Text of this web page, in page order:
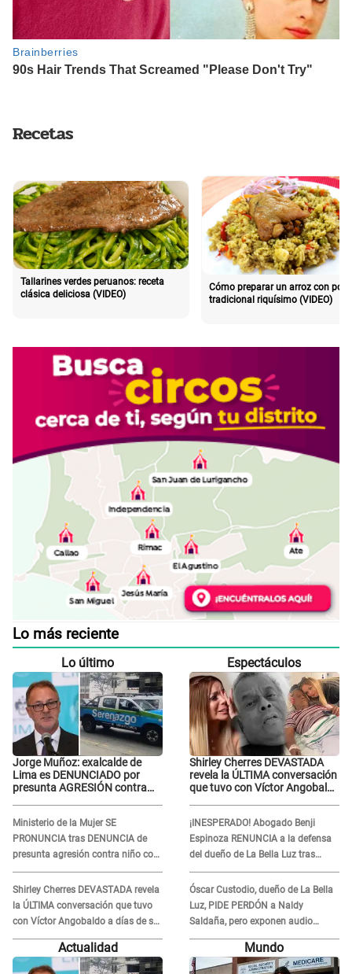
Recetas
Tallarines verdes peruanos: receta
clásica deliciosa (VIDEO)
Cómo preparar un arroz con pollo
tradicional riquísimo (VIDEO)
Lo más reciente
Lo último
Jorge Muñoz: exalcalde de
Lima es DENUNCIADO por
presunta AGRESIÓN contra
Ministerio de la Mujer SE
PRONUNCIA tras DENUNCIA de
presunta agresión contra niño con
autismo en Surco
Shirley Cherres DEVASTADA revela
la ÚLTIMA conversación que tuvo
con Víctor Angobaldo a días de su
inesperada partida: "Hace dos
Espectáculos
Shirley Cherres DEVASTADA
revela la ÚLTIMA conversación
que tuvo con Víctor Angobaldo
¡INESPERADO! Abogado Benji
Espinoza RENUNCIA a la defensa
del dueño de La Bella Luz tras
difusión de POLÉMICO audio:
"Nada que defender"
Óscar Custodio, dueño de La Bella
Luz, PIDE PERDÓN a Naldy
Saldaña, pero exponen audio
donde le reclama por VIDEOS: "No
hay necesidad de grabar"
Actualidad Mundo